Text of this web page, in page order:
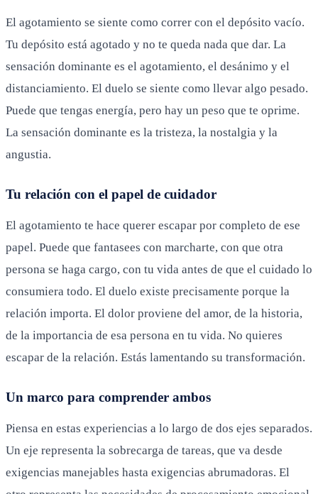
El agotamiento se siente como correr con el depósito vacío.
Tu depósito está agotado y no te queda nada que dar. La
sensación dominante es el agotamiento, el desánimo y el
distanciamiento. El duelo se siente como llevar algo pesado.
Puede que tengas energía, pero hay un peso que te oprime.
La sensación dominante es la tristeza, la nostalgia y la
angustia.
Tu relación con el papel de cuidador
El agotamiento te hace querer escapar por completo de ese
papel. Puede que fantasees con marcharte, con que otra
persona se haga cargo, con tu vida antes de que el cuidado lo
consumiera todo. El duelo existe precisamente porque la
relación importa. El dolor proviene del amor, de la historia,
de la importancia de esa persona en tu vida. No quieres
escapar de la relación. Estás lamentando su transformación.
Un marco para comprender ambos
Piensa en estas experiencias a lo largo de dos ejes separados.
Un eje representa la sobrecarga de tareas, que va desde
exigencias manejables hasta exigencias abrumadoras. El